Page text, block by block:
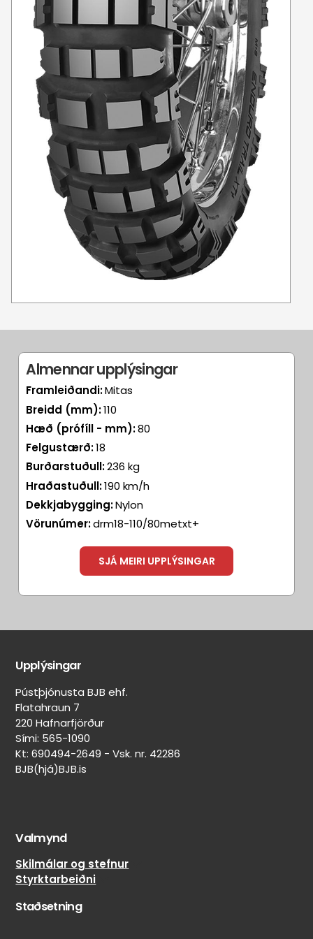
Almennar upplýsingar
Framleiðandi:Mitas
Breidd (mm):110
Hæð (prófíll - mm):80
Felgustærð:18
Burðarstuðull:236 kg
Hraðastuðull:190 km/h
Dekkjabygging:Nylon
Vörunúmer:drm18-110/80metxt+
SJÁ MEIRI UPPLÝSINGAR
Aðrir
Nei
Aðrar
Upplýsingar
Pústþjónusta BJB ehf.
Flatahraun 7
220 Hafnarfjörður
Sími: 565-1090
Kt: 690494-2649 - Vsk. nr. 42286
BJB(hjá)BJB.is
Valmynd
Skilmálar og stefnur
Styrktarbeiðni
Staðsetning